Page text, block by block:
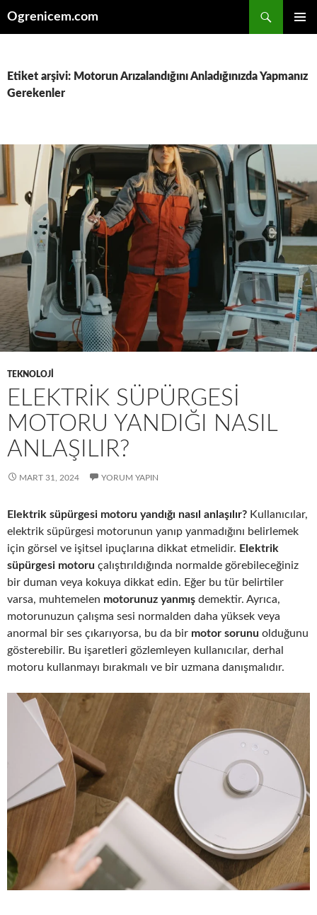
Ogrenicem.com
Etiket arşivi: Motorun Arızalandığını Anladığınızda Yapmanız
Gerekenler
TEKNOLOJI
ELEKTRIK SÜPÜRGESI
MOTORU YANDIĞI NASIL
ANLAŞILIR?
MART 31, 2024 YORUM YAPIN
Elektrik süpürgesi motoru yandığı nasıl anlaşılır? Kullanıcılar,
elektrik süpürgesi motorunun yanıp yanmadığını belirlemek
için görsel ve işitsel ipuçlarına dikkat etmelidir. Elektrik
süpürgesi motoru çalıştırıldığında normalde görebileceğiniz
bir duman veya kokuya dikkat edin. Eğer bu tür belirtiler
varsa, muhtemelen motorunuz yanmış demektir. Ayrıca,
motorunuzun çalışma sesi normalden daha yüksek veya
anormal bir ses çıkarıyorsa, bu da bir motor sorunu olduğunu
gösterebilir. Bu işaretleri gözlemleyen kullanıcılar, derhal
motoru kullanmayı bırakmalı ve bir uzmana danışmalıdır.